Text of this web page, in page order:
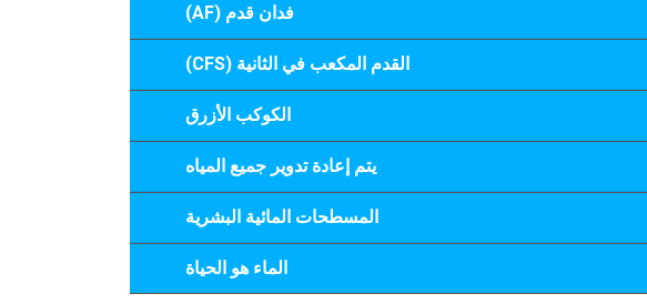
فدان قدم (AF)
القدم المكعب في الثانية (CFS)
الكوكب الأزرق
يتم إعادة تدوير جميع المياه
المسطحات المائية البشرية
الماء هو الحياة